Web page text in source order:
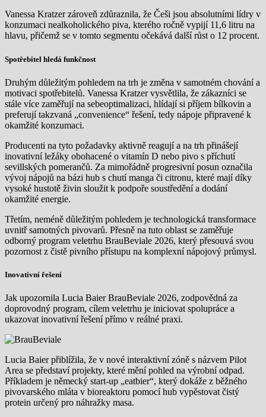
Vanessa Kratzer zároveň zdůraznila, že Češi jsou absolutními lídry v
konzumaci nealkoholického piva, kterého ročně vypijí 11,6 litru na
hlavu, přičemž se v tomto segmentu očekává další růst o 12 procent.
Spotřebitel hledá funkčnost
Druhým důležitým pohledem na trh je změna v samotném chování a
motivaci spotřebitelů. Vanessa Kratzer vysvětlila, že zákazníci se
stále více zaměřují na sebeoptimalizaci, hlídají si příjem bílkovin a
preferují takzvaná „convenience“ řešení, tedy nápoje připravené k
okamžité konzumaci.
Producenti na tyto požadavky aktivně reagují a na trh přinášejí
inovativní ležáky obohacené o vitamín D nebo pivo s příchutí
sevillských pomerančů. Za mimořádně progresivní posun označila
vývoj nápojů na bázi hub s chutí manga či citronu, které mají díky
vysoké hustotě živin sloužit k podpoře soustředění a dodání
okamžité energie.
Třetím, neméně důležitým pohledem je technologická transformace
uvnitř samotných pivovarů. Přesně na tuto oblast se zaměřuje
odborný program veletrhu BrauBeviale 2026, který přesouvá svou
pozornost z čistě pivního přístupu na komplexní nápojový průmysl.
Inovativní řešení
Jak upozornila Lucia Baier BrauBeviale 2026, zodpovědná za
doprovodný program, cílem veletrhu je iniciovat spolupráce a
ukazovat inovativní řešení přímo v reálné praxi.
Lucia Baier přiblížila, že v nové interaktivní zóně s názvem Pilot
Area se představí projekty, které mění pohled na výrobní odpad.
Příkladem je německý start-up „eatbier“, který dokáže z běžného
pivovarského mláta v bioreaktoru pomocí hub vypěstovat čistý
protein určený pro náhražky masa.